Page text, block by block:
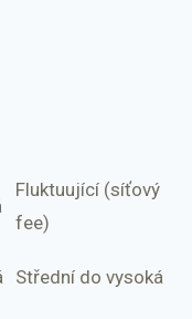
Fluktuující (síťový
fee)
Střední do vysoká